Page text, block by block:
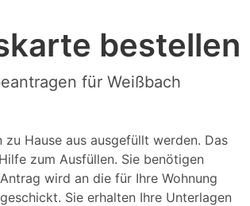
bestellen
für Weißbach
Hause aus ausgefüllt werden. Das
zum Ausfüllen. Sie benötigen
wird an die für Ihre Wohnung
Sie erhalten Ihre Unterlagen